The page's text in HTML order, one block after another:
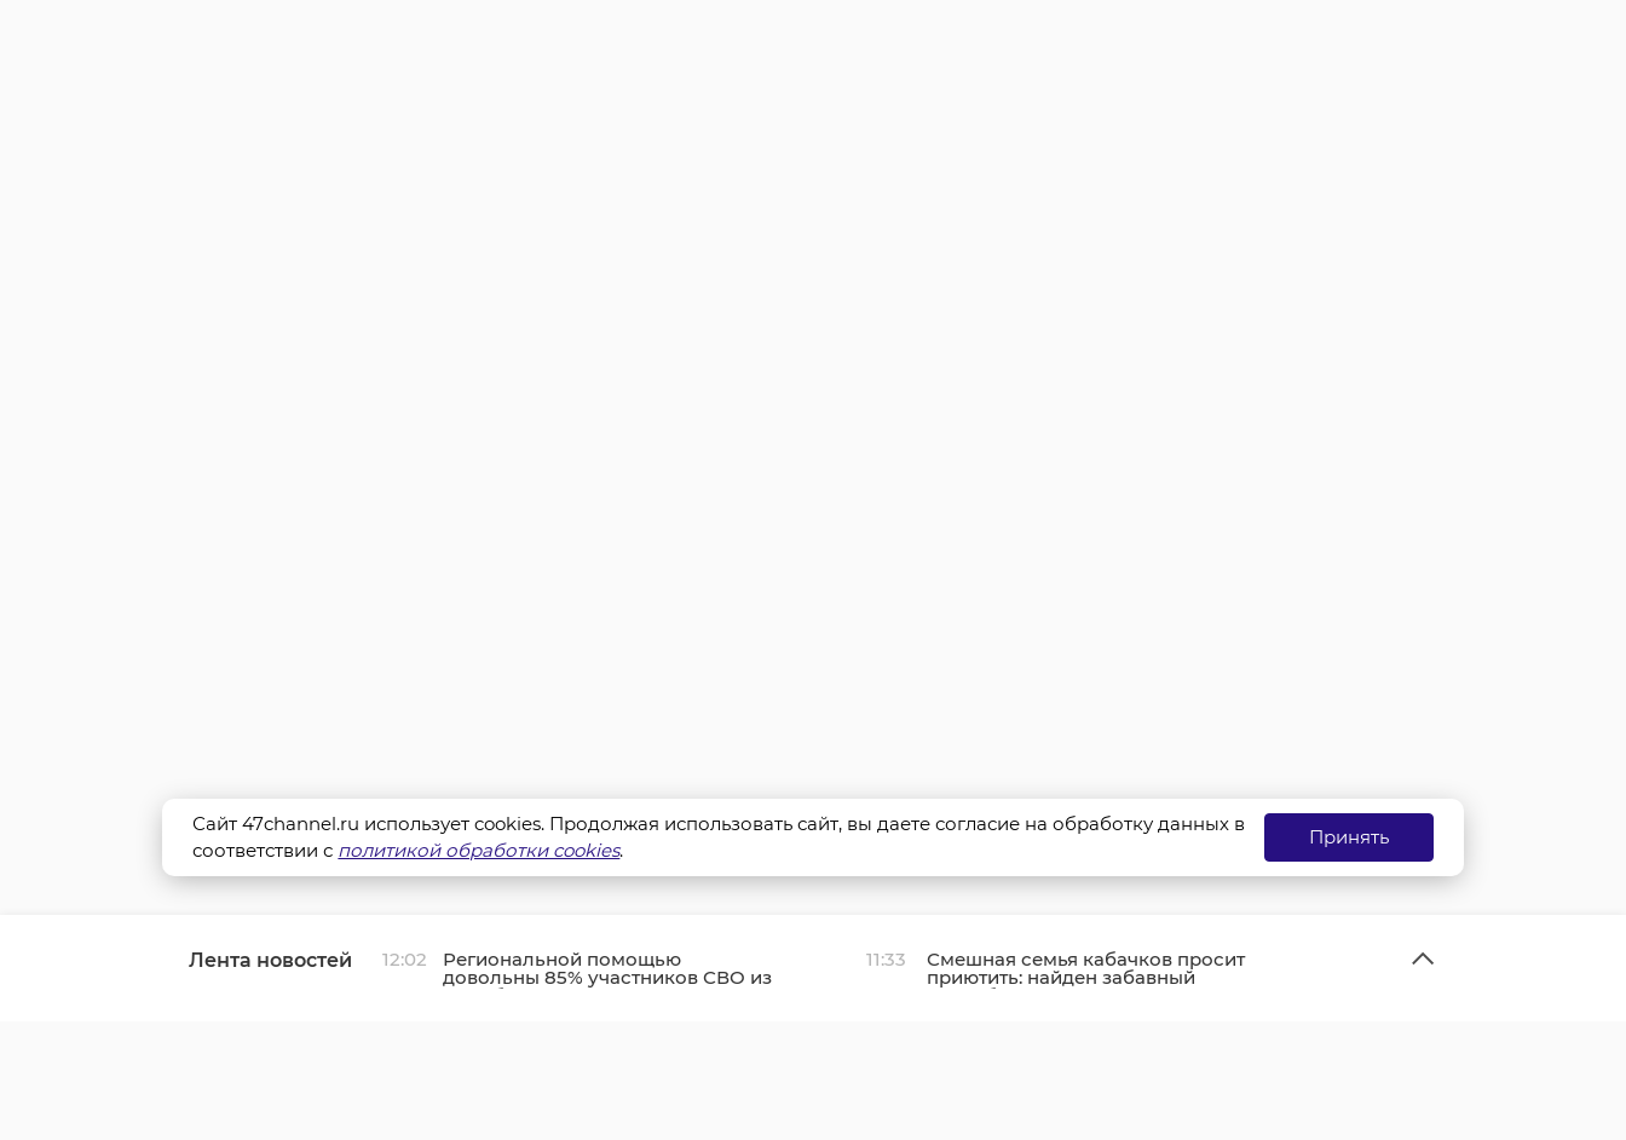
Лента новостей 12:02 Региональной помощью
довольны 85% участников СВО из
Ленобласти
11:33 Смешная семья кабачков просит
приютить: найден забавный
способ поделиться урожаем
Сайт 47channel.ru использует cookies. Продолжая использовать сайт, вы даете согласие на обработку данных в
соответствии с политикой обработки cookies.
Принять